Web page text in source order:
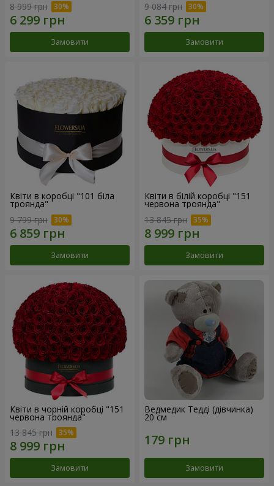
8 999 грн
Замовити
9 084 грн
Замовити
Квіти в коробці "101 біла
троянда"
9 799 грн
Замовити
Квіти в білій коробці "151
червона троянда"
13 845 грн
Замовити
Квіти в чорній коробці "151
червона троянда"
13 845 грн
Замовити
Ведмедик Тедді (дівчинка)
20 см
Замовити